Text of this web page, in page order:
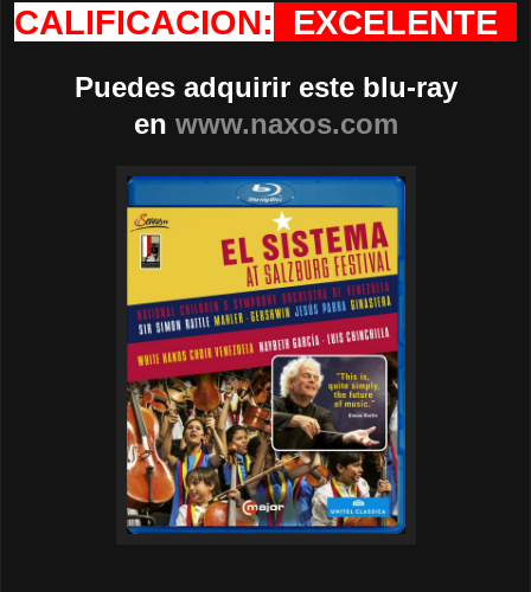
CALIFICACION: EXCELENTE
Puedes adquirir este blu-ray
en www.naxos.com